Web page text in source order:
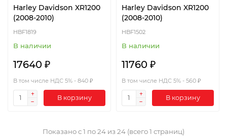
Harley Davidson XR1200
(2008-2010)
HBF1819
В наличии
17640 ₽
В том числе НДС 5% - 840 ₽
В корзину
Harley Davidson XR1200
(2008-2010)
HBF1502
В наличии
11760 ₽
В том числе НДС 5% - 560 ₽
В корзину
Показано с 1 по 24 из 24 (всего 1 страниц)